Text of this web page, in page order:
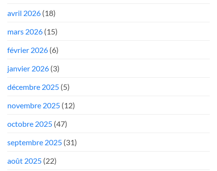
avril 2026 (18)
mars 2026 (15)
février 2026 (6)
janvier 2026 (3)
décembre 2025 (5)
novembre 2025 (12)
octobre 2025 (47)
septembre 2025 (31)
août 2025 (22)